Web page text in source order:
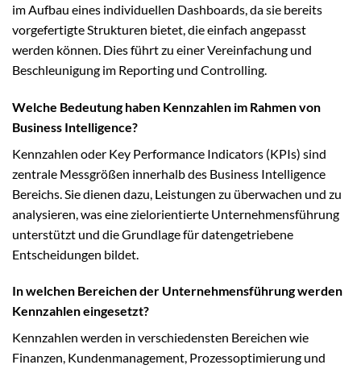
im Aufbau eines individuellen Dashboards, da sie bereits
vorgefertigte Strukturen bietet, die einfach angepasst
werden können. Dies führt zu einer Vereinfachung und
Beschleunigung im Reporting und Controlling.
Welche Bedeutung haben Kennzahlen im Rahmen von
Business Intelligence?
Kennzahlen oder Key Performance Indicators (KPIs) sind
zentrale Messgrößen innerhalb des Business Intelligence
Bereichs. Sie dienen dazu, Leistungen zu überwachen und zu
analysieren, was eine zielorientierte Unternehmensführung
unterstützt und die Grundlage für datengetriebene
Entscheidungen bildet.
In welchen Bereichen der Unternehmensführung werden
Kennzahlen eingesetzt?
Kennzahlen werden in verschiedensten Bereichen wie
Finanzen, Kundenmanagement, Prozessoptimierung und